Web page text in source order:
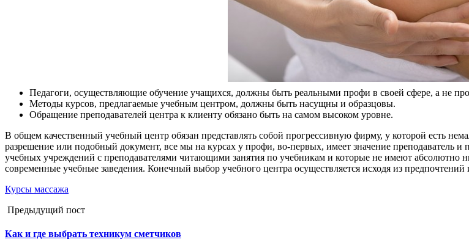
Педагоги, осуществляющие обучение учащихся, должны быть реальными профи в своей сфере, а не
Методы курсов, предлагаемые учебным центром, должны быть насущны и образцовы.
Обращение преподавателей центра к клиенту обязано быть на самом высоком уровне.
В общем качественный учебный центр обязан представлять собой прогрессивную фирму, у которой есть
разрешение или подобный документ, все мы на курсах у профи, во-первых, имеет значение преподаватель и
учебных учреждений с преподавателями читающими занятия по учебникам и которые не имеют абсолютно
современные учебные заведения. Конечный выбор учебного центра осуществляется исходя из предпочтений
Курсы массажа
Предыдущий пост
Как и где выбрать техникум сметчиков